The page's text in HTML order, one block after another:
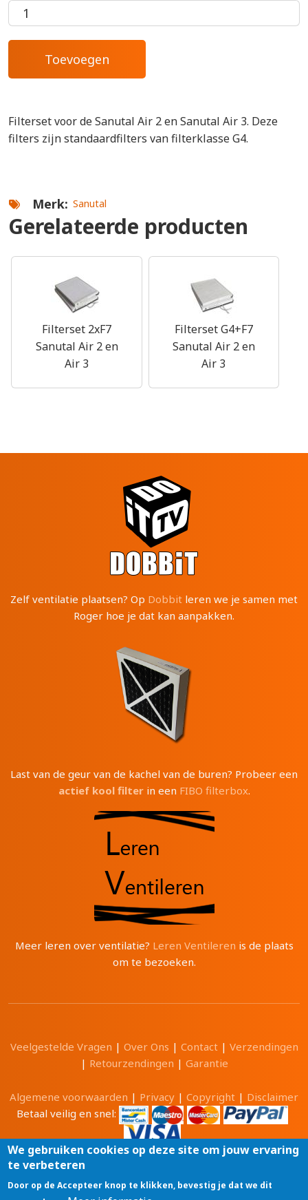
Filterset voor de Sanutal Air 2 en Sanutal Air 3. Deze
filters zijn standaardfilters van filterklasse G4.
Merk Sanutal
Gerelateerde producten
Filterset 2xF7
Sanutal Air 2 en
Air 3
Filterset G4+F7
Sanutal Air 2 en
Air 3
Zelf ventilatie plaatsen? Op Dobbit leren we je samen met
Roger hoe je dat kan aanpakken.
Last van de geur van de kachel van de buren? Probeer een
actief kool filterin een FIBO filterbox.
Meer leren over ventilatie? Leren Ventileren is de plaats
om te bezoeken.
Veelgestelde Vragen | Over Ons | Contact| Verzendingen
| Retourzendingen | Garantie
Algemene voorwaarden | Privacy | Copyright | Disclaimer
Betaal veilig en snel:
Alle prijzen zijn in Euro en inclusief 21% BTW.
We gebruiken cookies op deze site om jouw ervaring
te verbeteren
Door op de Accepteer knop te klikken, bevestig je dat we dit